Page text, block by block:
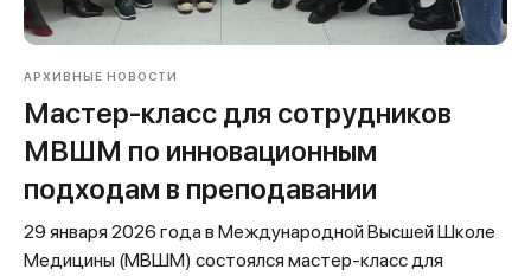
АРХИВНЫЕ НОВОСТИ
Мастер-класс для сотрудников
МВШМ по инновационным
подходам в преподавании
29 января 2026 года в Международной Высшей Школе
Медицины (МВШМ) состоялся мастер-класс для